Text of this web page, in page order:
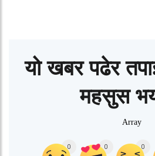
यो खबर पढेर
महसुस
Array
0 0 0